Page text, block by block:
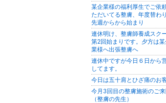
某企業様の福利厚生でご依
ただいてる整膚、年度替わ
先週からから始まり
連休明け、整膚師養成スク
第2回始まりです。夕方は
業様へ出張整膚へ
連休中ですが今日６日から
してます。
今日は五十肩とひざ痛のお
今月3回目の整膚施術のご
（整膚の先生）